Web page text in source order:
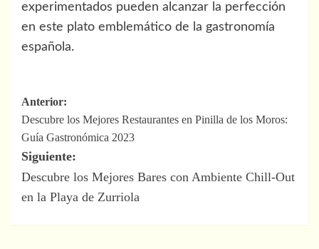
experimentados pueden alcanzar la perfección
en este plato emblemático de la gastronomía
española.
Navegación
de
entradas
Anterior:
Descubre los Mejores Restaurantes en Pinilla de los Moros:
Guía Gastronómica 2023
Siguiente:
Descubre los Mejores Bares con Ambiente Chill-Out
en la Playa de Zurriola